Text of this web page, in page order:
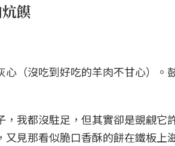
饃
（沒吃到好吃的羊肉不甘心）。
我都沒駐足，但其實卻是覬覦它
又見那看似脆口香酥的餅在鐵板上